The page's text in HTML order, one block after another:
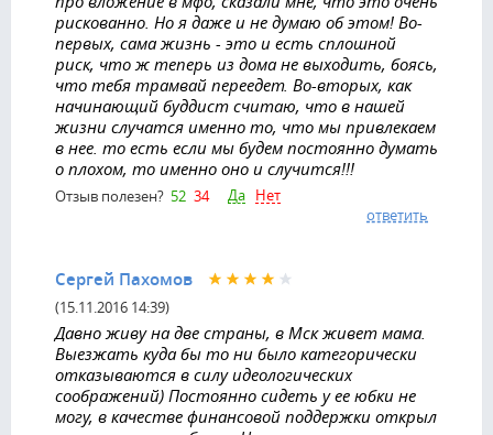
рискованно. Но я даже и не думаю об этом! Во-
первых, сама жизнь - это и есть сплошной
риск, что ж теперь из дома не выходить, боясь,
что тебя трамвай переедет. Во-вторых, как
начинающий буддист считаю, что в нашей
жизни случатся именно то, что мы привлекаем
в нее. то есть если мы будем постоянно думать
о плохом, то именно оно и случится!!!
Отзыв полезен? 52 34 Да Нет
ответить
Сергей Пахомов
(15.11.2016 14:39)
Давно живу на две страны, в Мск живет мама.
Выезжать куда бы то ни было категорически
отказываются в силу идеологических
соображений) Постоянно сидеть у ее юбки не
могу, в качестве финансовой поддержки открыл